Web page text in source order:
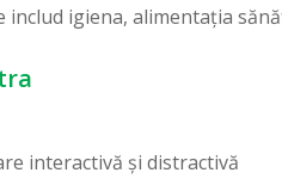
includ igiena, alimentația
interactivă și distractivă